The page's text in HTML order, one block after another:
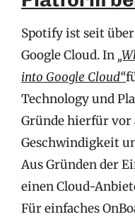
Spotify ist seit
Google Cloud. In
into Google Cloud“
Technology und
Gründe hierfür vor
Geschwindigkeit
Aus Gründen der
einen Cloud-
Für einfaches